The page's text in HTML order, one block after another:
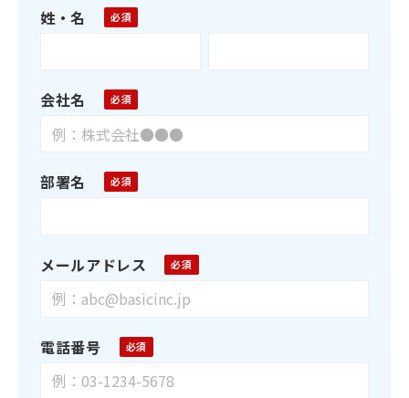
姓・名
会社名
部署名
メールアドレス
電話番号